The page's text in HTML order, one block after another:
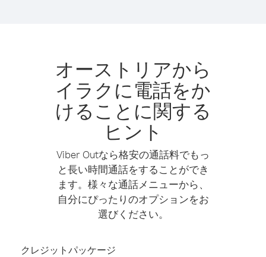
オーストリアから
イラクに電話をか
けることに関する
ヒント
Viber Outなら格安の通話料でもっ
と長い時間通話をすることができ
ます。様々な通話メニューから、
自分にぴったりのオプションをお
選びください。
クレジットパッケージ